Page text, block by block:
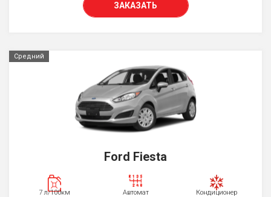
ЗАКАЗАТЬ
Средний
Ford Fiesta
7 л/100км Автомат Кондиционер